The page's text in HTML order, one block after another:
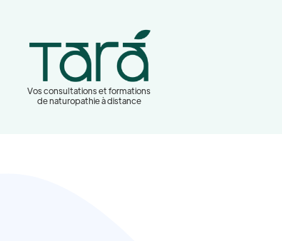
Vos consultations et formations
de naturopathie à distance